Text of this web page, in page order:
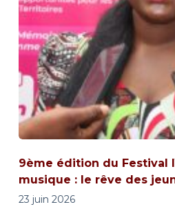
9ème édition du Festival
musique : le rêve des
23 juin 2026